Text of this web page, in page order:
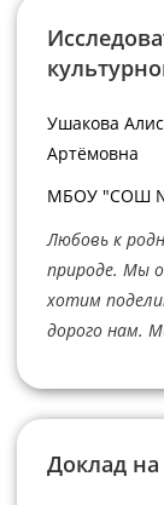
Ушакова
Артёмовна
МБОУ "СОШ
Любовь к
природе. Мы
хотим
дорого нам.
Доклад на